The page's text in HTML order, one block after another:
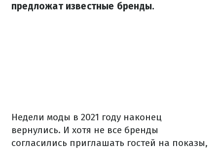
предложат известные бренды.
Недели моды в 2021 году наконец
вернулись. И хотя не все бренды
согласились приглашать гостей на показы,